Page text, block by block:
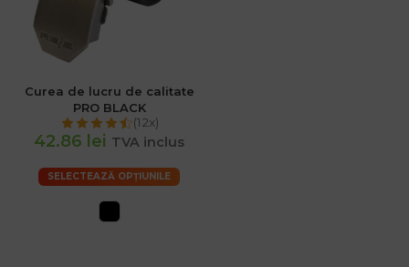
Curea de lucru de calitate
PRO BLACK
(12x)
42.86 lei TVA inclus
SELECTEAZĂ OPȚIUNILE